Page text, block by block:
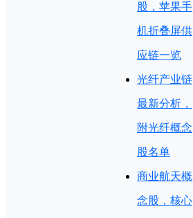
股，苹果手
机折叠屏供
应链一览
光纤产业链
最新分析，
附光纤概念
股名单
商业航天概
念股，核心